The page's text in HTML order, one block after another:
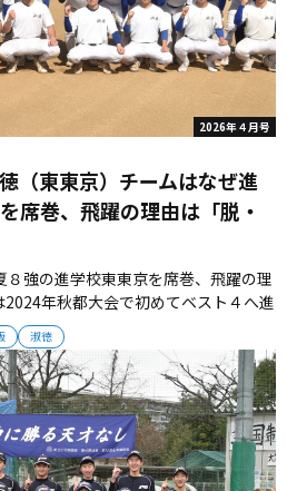
2026年４月号
淑徳
（東東京）チームはなぜ進
巻、飛躍の理由は「脱・
強の進学校東東京を席巻、飛躍の理
年秋都大会で初めてベスト４へ進
選手の自立を促すマネジメントによ
ている。 ■東東京で最も力を伸ばす
べきものがある。2021年夏に初ベ...